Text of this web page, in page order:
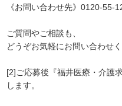
《お問い合わせ先》0120-55-
ご質問やご相談も、
どうぞお気軽にお問い合わせく
[2]ご応募後『福井医療・介護
します。